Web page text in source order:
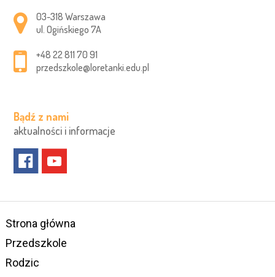
Adres pocztowy:
03-318 Warszawa
ul. Ogińskiego 7A
+48 22 811 70 91
przedszkole@loretanki.edu.pl
Bądź z nami
aktualności i informacje
Strona główna
Przedszkole
Rodzic